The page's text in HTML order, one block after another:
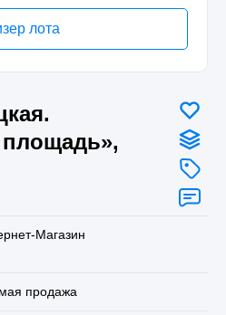
лота
площадь»,
Магазин
продажа